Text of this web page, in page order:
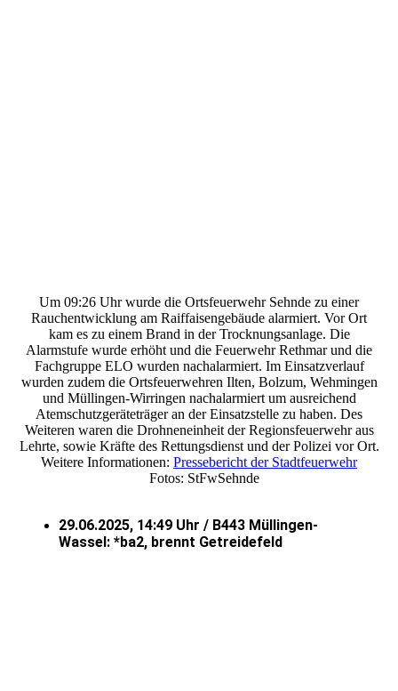
Um 09:26 Uhr wurde die Ortsfeuerwehr Sehnde zu einer
Rauchentwicklung am Raiffaisengebäude alarmiert. Vor Ort
kam es zu einem Brand in der Trocknungsanlage. Die
Alarmstufe wurde erhöht und die Feuerwehr Rethmar und die
Fachgruppe ELO wurden nachalarmiert. Im Einsatzverlauf
wurden zudem die Ortsfeuerwehren Ilten, Bolzum, Wehmingen
und Müllingen-Wirringen nachalarmiert um ausreichend
Atemschutzgeräteträger an der Einsatzstelle zu haben. Des
Weiteren waren die Drohneneinheit der Regionsfeuerwehr aus
Lehrte, sowie Kräfte des Rettungsdienst und der Polizei vor Ort.
Weitere Informationen: Pressebericht der Stadtfeuerwehr
Fotos: StFwSehnde
29.06.2025, 14:49 Uhr / B443 Müllingen-
Wassel: *ba2, brennt Getreidefeld